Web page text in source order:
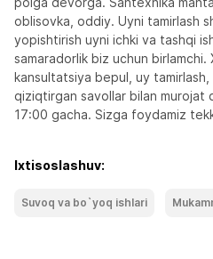
oblisovka, oddiy. Uyni tamirlash
yopishtirish uyni ichki va tashqi
samaradorlik biz uchun
kansultatsiya bepul, uy
qiziqtirgan savollar bilan murojat
17:00 gacha. Sizga foydamiz
Ixtisoslashuv:
Suvoq va bo`yoq ishlari